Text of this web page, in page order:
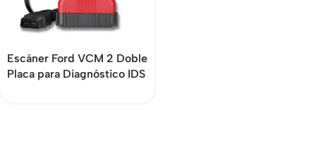
Escáner Ford VCM 2 Doble
Placa para Diagnóstico IDS